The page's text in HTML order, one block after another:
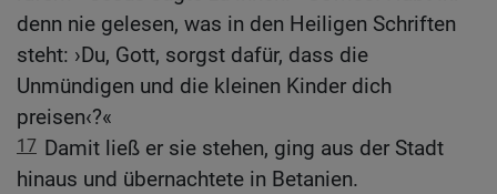
denn nie gelesen, was in den Heiligen Schriften
steht: ›Du, Gott, sorgst dafür, dass die
Unmündigen und die kleinen Kinder dich
preisen‹?«
17 Damit ließ er sie stehen, ging aus der Stadt
hinaus und übernachtete in Betanien.